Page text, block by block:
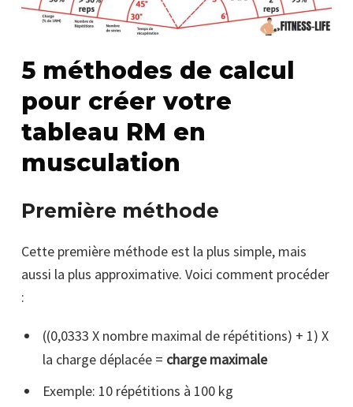
5 méthodes de calcul
pour créer votre
tableau RM en
musculation
Première méthode
Cette première méthode est la plus simple, mais
aussi la plus approximative. Voici comment procéder
:
((0,0333 X nombre maximal de répétitions) + 1) X
la charge déplacée = charge maximale
Exemple: 10 répétitions à 100 kg